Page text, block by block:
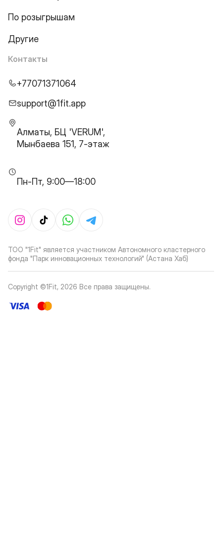
По розыгрышам
Другие
Контакты
+77071371064
support@1fit.app
Алматы, БЦ 'VERUM',
Мынбаева 151, 7-этаж
Пн-Пт, 9:00—18:00
ТОО "1Fit" является участником Автономного кластерного
фонда "Парк инновационных технологий" (Астана Хаб)
Copyright ©1Fit, 2026 Все права защищены.